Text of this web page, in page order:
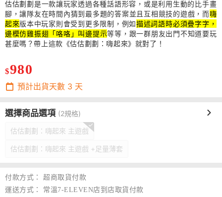
估估劃劃是一款讓玩家透過各種話語形容，或是利用生動的比手畫
腳，讓隊友在時間內猜到最多題的答案並且互相競技的遊戲，而嗨
起來版本中玩家則會受到更多限制， 例如描述詞語時必須疊字字，
邊模仿雞振翅「咯咯」叫邊提示等等，跟一群朋友出門不知道要玩
甚麼嗎？帶上這款《估估劃劃：嗨起來》就對了！
$980
預計出貨天數 3 天
選擇商品選項 (2規格)
估估劃劃：嗨起來 主遊戲
估估劃劃：嗨起來 主遊戲 +足量薄套
付款方式：
超商取貨付款
運送方式：
常溫7-ELEVEN店到店取貨付款